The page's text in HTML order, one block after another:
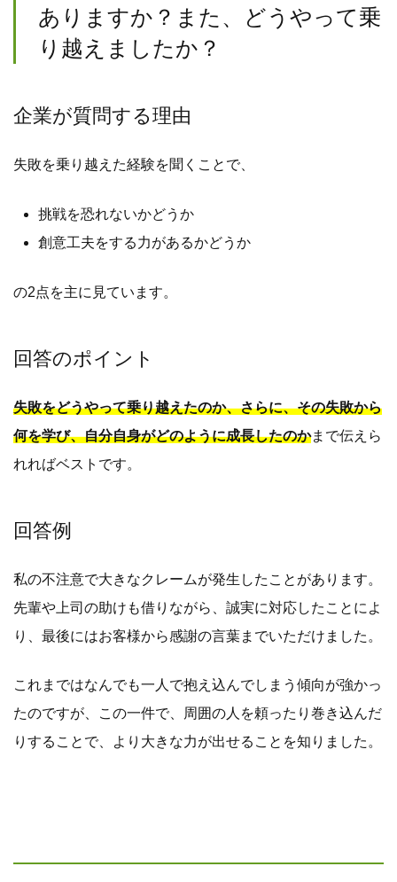
ありますか？また、どうやって乗
り越えましたか？
企業が質問する理由
失敗を乗り越えた経験を聞くことで、
挑戦を恐れないかどうか
創意工夫をする力があるかどうか
の2点を主に見ています。
回答のポイント
失敗をどうやって乗り越えたのか、さらに、その失敗から
何を学び、自分自身がどのように成長したのかまで伝えら
れればベストです。
回答例
私の不注意で大きなクレームが発生したことがあります。
先輩や上司の助けも借りながら、誠実に対応したことによ
り、最後にはお客様から感謝の言葉までいただけました。
これまではなんでも一人で抱え込んでしまう傾向が強かっ
たのですが、この一件で、周囲の人を頼ったり巻き込んだ
りすることで、より大きな力が出せることを知りました。